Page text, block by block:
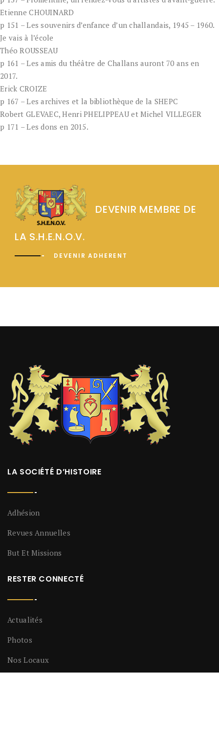
Etienne CHOUINARD
p 151 – Les souvenirs d’enfance d’un challandais, 1945 – 1960.
Je vais à l’école
Théo ROUSSEAU
p 161 – Les amis du théâtre de Challans auront 70 ans en
2017.
Erick CROIZE
p 167 – Les archives et la bibliothèque de la SHEPC
Robert GLEVAEC, Henri PHELIPPEAU et Michel VILLEGER
p 171 – Les dons en 2015.
DEVENIR MEMBRE DE
LA S.H.E.N.O.V.
DEVENIR ADHERENT
LA SOCIÉTÉ D’HISTOIRE
Adhésion
Revues Annuelles
But Et Missions
RESTER CONNECTÉ
Actualités
Photos
Nos Locaux